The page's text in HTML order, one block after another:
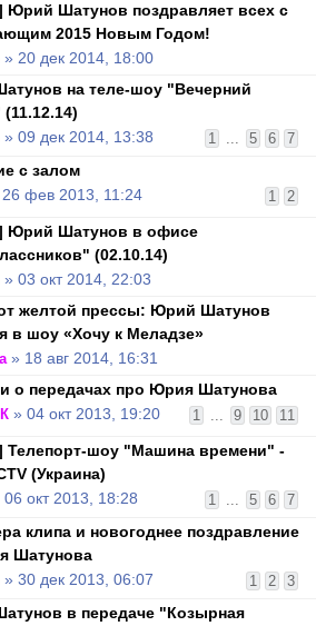
Юрий Шатунов поздравляет всех с
2015 Новым Годом!
» 20 дек 2014, 18:00
на теле-шоу "Вечерний
(11.12.14)
1 ... 5 6 7
» 09 дек 2014, 13:38
с залом
1 2
фев 2013, 11:24
Юрий Шатунов в офисе
(02.10.14)
» 03 окт 2014, 22:03
желтой прессы: Юрий Шатунов
в шоу «Хочу к Меладзе»
» 18 авг 2014, 16:31
о передачах про Юрия Шатунова
1 ... 9 10 11
» 04 окт 2013, 19:20
Телепорт-шоу "Машина времени" -
(Украина)
1 ... 5 6 7
окт 2013, 18:28
клипа и новогоднее поздравление
Шатунова
1 2 3
» 30 дек 2013, 06:07
в передаче "Козырная